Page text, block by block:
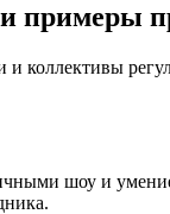
примеры
коллективы
шоу и